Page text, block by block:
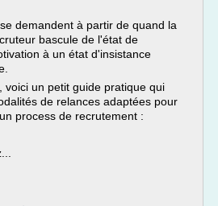
demandent à partir de quand la
bascule de l'état de
à un état d'insistance
voici un petit guide pratique qui
de relances adaptées pour
process de recrutement :